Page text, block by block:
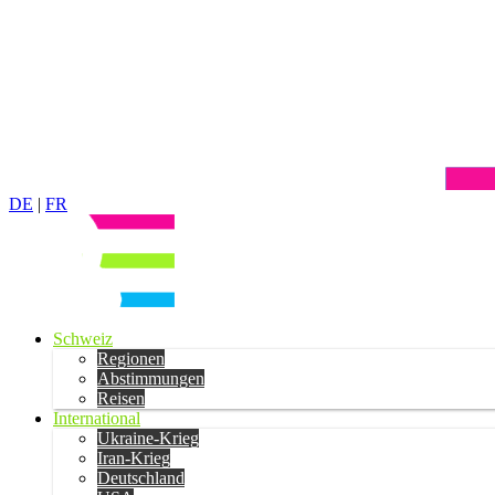
DE | FR
Schweiz
Regionen
Abstimmungen
Reisen
International
Ukraine-Krieg
Iran-Krieg
Deutschland